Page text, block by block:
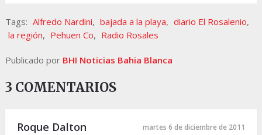
Tags: Alfredo Nardini, bajada a la playa, diario El Rosalenio,
la región, Pehuen Co, Radio Rosales
Publicado por BHI Noticias Bahia Blanca
3 COMENTARIOS
Roque Dalton martes 6 de diciembre de 2011